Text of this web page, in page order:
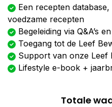
Een recepten
voedzame recepten
Begeleiding via Q&A’s
Toegang tot de Leef
Support van onze Leef
Lifestyle e-book +
Totale